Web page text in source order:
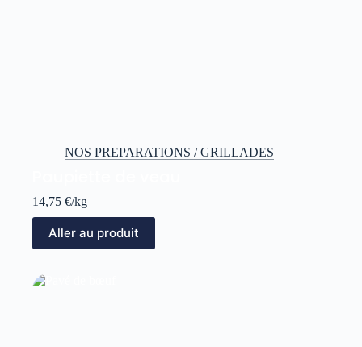
NOS PREPARATIONS / GRILLADES
14,75 €/kg
Aller au produit